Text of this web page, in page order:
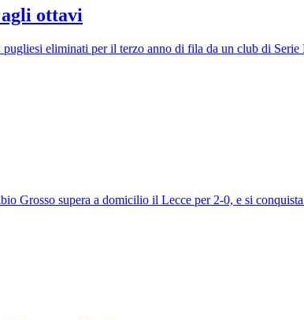
ottavi
eliminati per il terzo anno di fila da un club di Serie
Grosso supera a domicilio il Lecce per 2-0, e si